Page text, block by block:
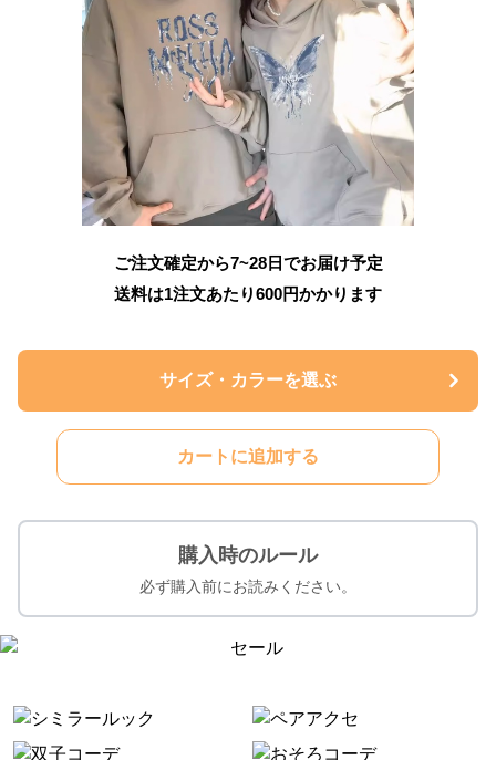
ご注文確定から7~28日でお届け予定
送料は1注文あたり600円かかります
サイズ・カラーを選ぶ
カートに追加する
購入時のルール
必ず購入前にお読みください。